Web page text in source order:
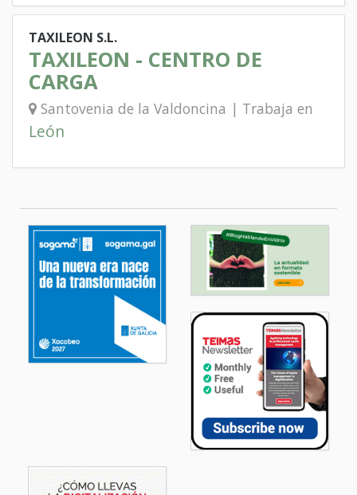
TAXILEON S.L.
TAXILEON - CENTRO DE
CARGA
Santovenia de la Valdoncina | Trabaja en
León